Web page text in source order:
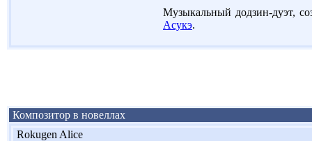
Музыкальный додзин-дуэт,
Асукэ.
Композитор в новеллах
Rokugen Alice